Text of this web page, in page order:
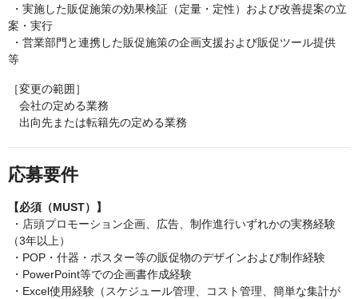
・実施した販促施策の効果検証（定量・定性）および改善提案の立
案・実行
・営業部門と連携した販促施策の企画支援および販促ツール提供
等
［変更の範囲］
会社の定める業務
出向先または転籍先の定める業務ㅤㅤ
応募要件
【必須（MUST）】
・店頭プロモーション企画、広告、制作進行いずれかの実務経験
（3年以上）
・POP・什器・ポスター等の販促物のデザインおよび制作経験
・PowerPoint等での企画書作成経験
・Excel使用経験（スケジュール管理、コスト管理、簡単な集計が